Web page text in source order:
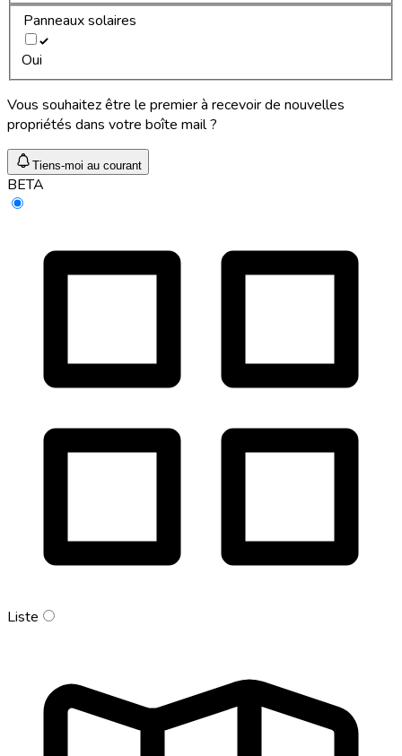
Panneaux solaires
Oui
Vous souhaitez être le premier à recevoir de nouvelles
propriétés dans votre boîte mail ?
Tiens-moi au courant
BETA
Liste